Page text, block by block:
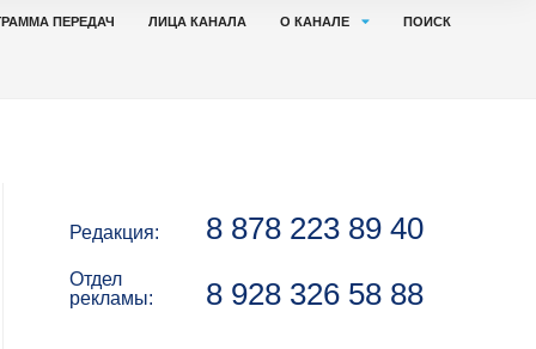
ПЕРЕДАЧ ЛИЦА КАНАЛА О КАНАЛЕ
ПОИСК
Редакция: 8 878 223 89 40
Отдел
рекламы:
8 928 326 58 88